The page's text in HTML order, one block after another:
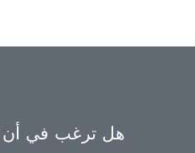
هل ترغب في أن